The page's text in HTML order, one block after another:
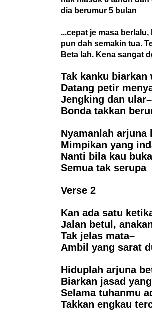
dia berumur 5 bulan
...cepat je masa
pun dah semakin tua.
Beta lah. Kena sangat
Tak kanku
Datang petir
Jengking dan ular–
Bonda takkan
Nyamanlah arjuna
Mimpikan yang
Nanti bila kau
Semua tak serupa
Verse 2
Kan ada satu
Jalan betul,
Tak jelas mata–
Ambil yang sarat
Hiduplah arjuna
Biarkan jasad
Selama tuhanmu
Takkan engkau